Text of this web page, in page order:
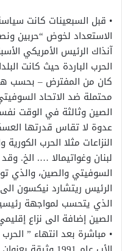
• قبل السبعينات كانت
الاستعداد لخوض “حربين
آنذاك الرئيس الأمريكي
الحرب الباردة حيث كانت
كان من المفترض – بحسب
محتملة ضد الاتحاد
الصين وثالثة في الوقت
عدوة لا تقاس قدرتها
النزاعات مثلا الحرب
لبنان وغواتيمالا …. الخ.
السوفيتي والصين، والذي
الرئيس ريتشارد نيكسون
الذي يتحسب لمواجهة
الصين إضافة الى نزاع
• مباشرة بعد انتهاء ”